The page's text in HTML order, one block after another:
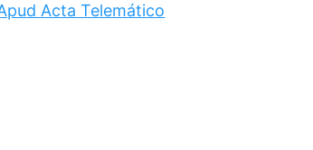
Acta Telemático